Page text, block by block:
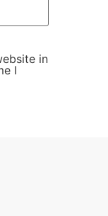
in
I